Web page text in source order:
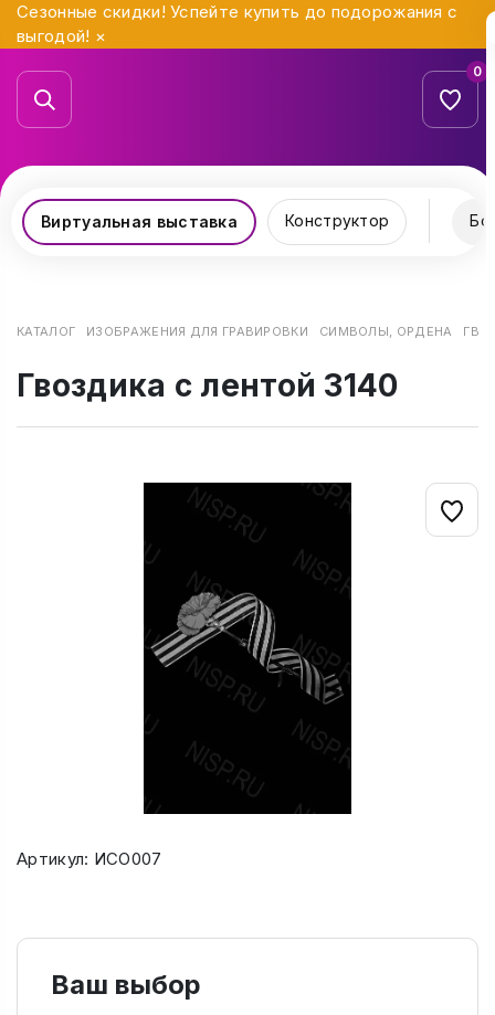
Сезонные скидки! Успейте купить до подорожания с
выгодой! ×
0
Виртуальная выставка Конструктор
КАТАЛОГ ИЗОБРАЖЕНИЯ ДЛЯ ГРАВИРОВКИ СИМВОЛЫ, ОРДЕНА
Гвоздика с лентой 3140
Артикул: ИСО007
Ваш выбор